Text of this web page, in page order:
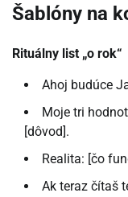
Šablóny na
Rituálny list „o rok“
Ahoj budúce
Moje tri
[dôvod].
Realita: [čo
Ak teraz čítaš